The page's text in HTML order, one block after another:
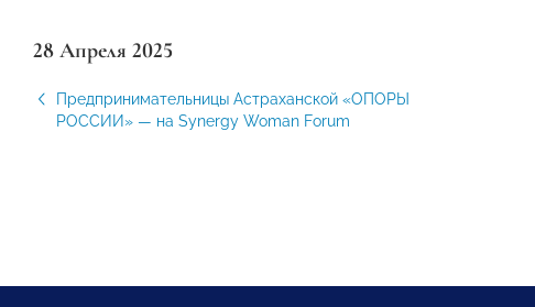
28 Апреля 2025
Предпринимательницы Астраханской «ОПОРЫ
РОССИИ» — на Synergy Woman Forum